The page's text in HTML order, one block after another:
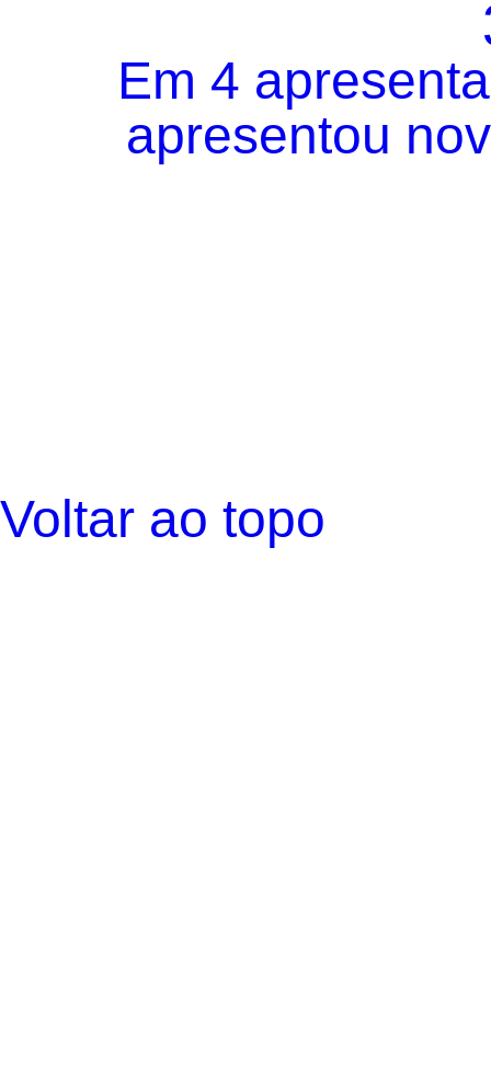
Em 4
apresentou
Voltar ao topo